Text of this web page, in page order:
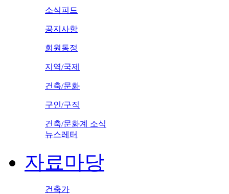
소식피드
공지사항
회원동정
지역/국제
건축/문화
구인/구직
건축/문화계 소식
뉴스레터
자료마당
건축가